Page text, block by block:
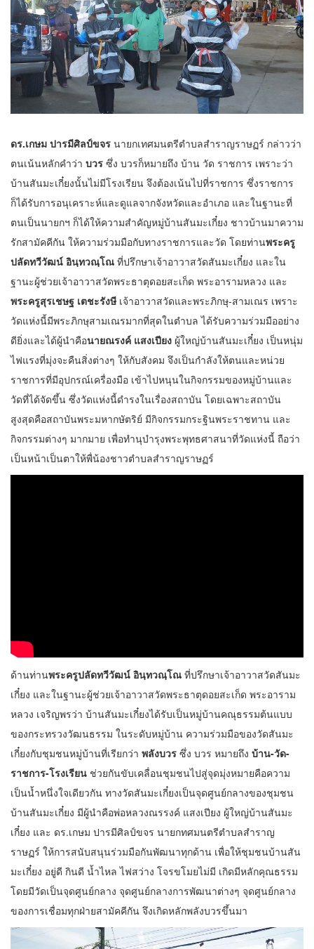
ดร.เกษม ปารมีศิลป์ขจร นายกเทศมนตรีตำบลสำราญราษฏร์ กล่าวว่า
ตนเน้นหลักคำว่า บวร ซึ่ง บวรก็หมายถึง บ้าน วัด ราชการ เพราะว่า
บ้านสันมะเกี๋ยงนั้นไม่มีโรงเรียน จึงต้องเน้นไปที่ราชการ ซึ่งราชการ
ก็ได้รับการอนุเคราะห์และดูแลจากจังหวัดและอำเภอ และในฐานะที่
ตนเป็นนายกฯ ก็ได้ให้ความสำคัญหมู่บ้านสันมะเกี๋ยง ชาวบ้านมาความ
รักสามัคคีกัน ให้ความร่วมมือกับทางราชการและวัด โดยท่านพระครู
ปลัดทวีวัฒน์ อินฺทวณฺโณ ที่ปรึกษาเจ้าอาวาสวัดสันมะเกี๋ยง และใน
ฐานะผู้ช่วยเจ้าอาวาสวัดพระธาตุดอยสะเก็ด พระอารามหลวง และ
พระครูสุรเชษฐ เตชะรังษีเจ้าอาวาสวัดและพระภิกษุ-สามเณร เพราะ
วัดแห่งนี้มีพระภิกษุสามเณรมากที่สุดในตำบล ได้รับความร่วมมืออย่าง
ดียิ่งและได้ผู้นำคือนายณรงค์ แสงเปียง ผู้ใหญ่บ้านสันมะเกี๋ยง เป็นหนุ่ม
ไฟแรงที่มุ่งจะคืนสิ่งต่างๆ ให้กับสังคม จึงเป็นกำลังให้ตนและหน่วย
ราชการที่มีอุปกรณ์เครื่องมือ เข้าไปหนุนในกิจกรรมของหมู่บ้านและ
วัดที่ได้จัดขึ้น ซึ่งวัดแห่งนี้ดำรงในเรื่องสถาบัน โดยเฉพาะสถาบัน
สูงสุดคือสถาบันพระมหากษัตริย์ มีกิจกรรมกระฐินพระราชทาน และ
กิจกรรมต่างๆ มากมาย เพื่อทำนุบำรุงพระพุทธศาสนาที่วัดแห่งนี้ ถือว่า
เป็นหน้าเป็นตาให้พื่น้องชาวตำบลสำราญราษฏร์
ด้านท่านพระครูปลัดทวีวัฒน์ อินฺทวณฺโณ ที่ปรึกษาเจ้าอาวาสวัดสันมะ
เกี๋ยง และในฐานะผู้ช่วยเจ้าอาวาสวัดพระธาตุดอยสะเก็ด พระอาราม
หลวง เจริญพรว่า บ้านสันมะเกี๋ยงได้รับเป็นหมู่บ้านคณุธรรมต้นแบบ
ของกระทรวงวัฒนธรรม ในระดับหมู่บ้าน ความร่วมมือของวัดสันมะ
เกี๋ยงกับชุมชนหมู่บ้านที่เรียกว่า พลังบวร ซึ่ง บวร หมายถึง บ้าน-วัด-
ราชการ-โรงเรียน ช่วยกันขับเคลื่อนชุมชนไปสู่จุดมุ่งหมายคือความ
เป็นน้ำหนึ่งใจเดียวกัน ทางวัดสันมะเกี๋ยงเป็นจุดศูนย์กลางของชุมชน
บ้านสันมะเกี๋ยง มีผู้นำคือพ่อหลวงณรรงค์ แสงเปียง ผู้ใหญ่บ้านสันมะ
เกี๋ยง และ ดร.เกษม ปารมีศิลป์ขจร นายกทศมนตรีตำบลสำราญ
ราษฏร์ ให้การสนับสนุนร่วมมือกันพัฒนาทุกด้าน เพื่อให้ชุมชนบ้านสัน
มะเกี๋ยง อยู่ดี กินดี น้ำไหล ไฟสว่าง โจรขโมยไม่มี เกิดมีหลักคุณธรรม
โดยมีวัดเป็นจุดศูนย์กลาง จุดศูนย์กลางการพัฒนาต่างๆ จุดศูนย์กลาง
ของการเชื่อมทุกฝ่ายสามัคคีกัน จึงเกิดหลักพลังบวรขึ้นมา